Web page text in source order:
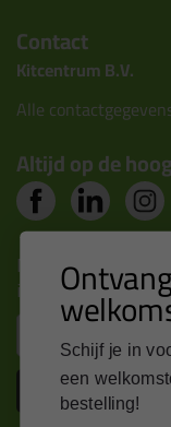
Contact
Kitcentrum B.V.
Alle
Altijd op de
Nieuws, tips en
inbox
Schijf je in
een
bestelling!